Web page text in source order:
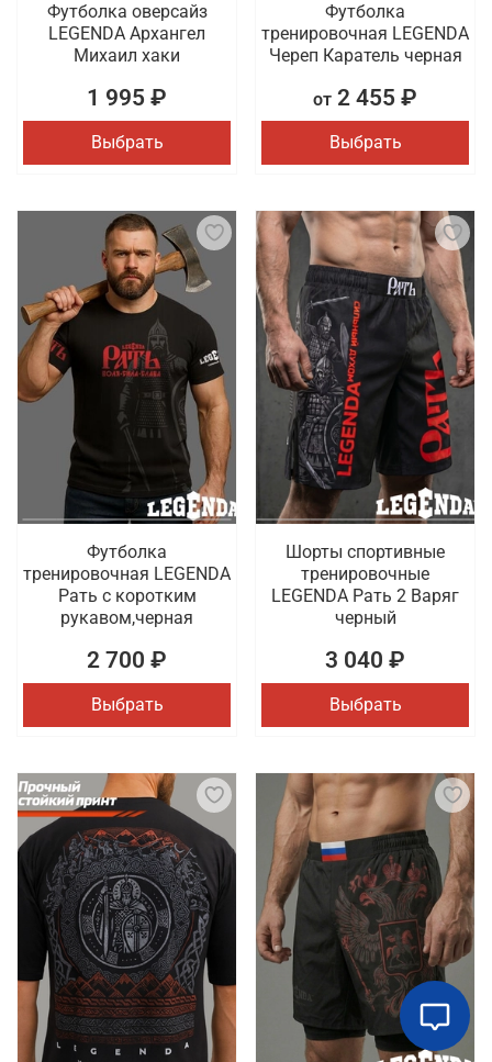
Футболка оверсайз
LEGENDA Архангел
Михаил хаки
1 995 ₽
Выбрать
Футболка
тренировочная LEGENDA
Череп Каратель черная
от 2 455 ₽
Выбрать
Футболка
тренировочная LEGENDA
Рать с коротким
рукавом,черная
2 700 ₽
Выбрать
Шорты спортивные
тренировочные
LEGENDA Рать 2 Варяг
черный
3 040 ₽
Выбрать